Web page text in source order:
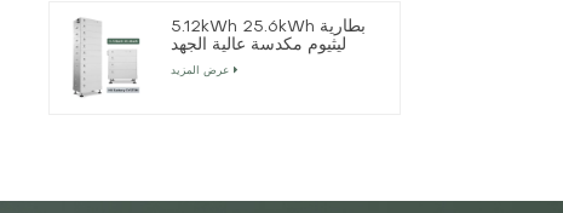
5.12kWh 25.6kWh بطارية
ليثيوم مكدسة عالية الجهد
عرض المزيد